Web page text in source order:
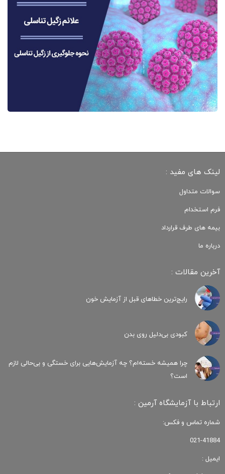
لینک های مفید :
سوالات متداول
فرم استخدام
بیمه های طرف قرارداد
درباره ما
آخرین مقالات :
رایج‌ترین خطاهای قبل از آزمایش خون
کبودی‌ بی‌دلیل روی بدن
چرا همیشه خسته‌ام؟ چه آزمایش‌هایی برای خستگی و بی‌حالی لازم
است؟
ارتباط با آزمایشگاه آرمین :
شماره تماس و فکس:
021-41884
ایمیل :